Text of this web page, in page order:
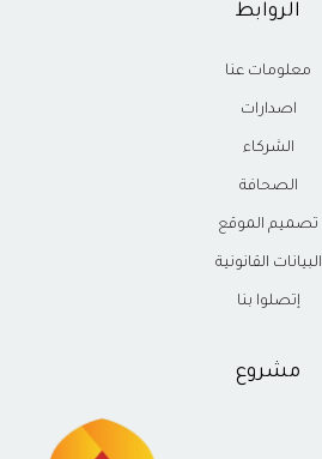
الروابط
معلومات عنا
اصدارات
الشركاء
الصحافة
تصميم الموقع
البيانات القانونية
إتصلوا بنا
مشروع